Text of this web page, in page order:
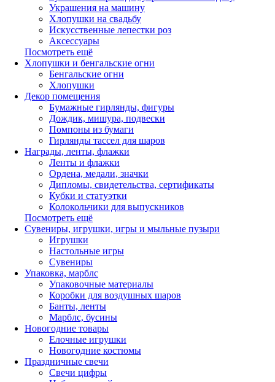
Украшения на машину
Хлопушки на свадьбу
Искусственные лепестки роз
Аксессуары
Посмотреть ещё
Хлопушки и бенгальские огни
Бенгальские огни
Хлопушки
Декор помещения
Бумажные гирлянды, фигуры
Дождик, мишура, подвески
Помпоны из бумаги
Гирлянды тассел для шаров
Награды, ленты, флажки
Ленты и флажки
Ордена, медали, значки
Дипломы, свидетельства, сертификаты
Кубки и статуэтки
Колокольчики для выпускников
Посмотреть ещё
Сувениры, игрушки, игры и мыльные пузыри
Игрушки
Настольные игры
Сувениры
Упаковка, марблс
Упаковочные материалы
Коробки для воздушных шаров
Банты, ленты
Марблс, бусины
Новогодние товары
Елочные игрушки
Новогодние костюмы
Праздничные свечи
Свечи цифры